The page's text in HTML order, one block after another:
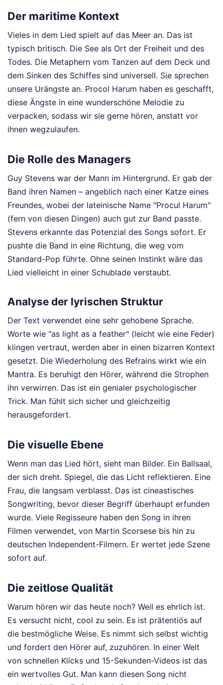
Der maritime Kontext
Vieles in dem Lied spielt auf das Meer an. Das ist
typisch britisch. Die See als Ort der Freiheit und des
Todes. Die Metaphern vom Tanzen auf dem Deck und
dem Sinken des Schiffes sind universell. Sie sprechen
unsere Urängste an. Procol Harum haben es geschafft,
diese Ängste in eine wunderschöne Melodie zu
verpacken, sodass wir sie gerne hören, anstatt vor
ihnen wegzulaufen.
Die Rolle des Managers
Guy Stevens war der Mann im Hintergrund. Er gab der
Band ihren Namen – angeblich nach einer Katze eines
Freundes, wobei der lateinische Name "Procul Harum"
(fern von diesen Dingen) auch gut zur Band passte.
Stevens erkannte das Potenzial des Songs sofort. Er
pushte die Band in eine Richtung, die weg vom
Standard-Pop führte. Ohne seinen Instinkt wäre das
Lied vielleicht in einer Schublade verstaubt.
Analyse der lyrischen Struktur
Der Text verwendet eine sehr gehobene Sprache.
Worte wie "as light as a feather" (leicht wie eine Feder)
klingen vertraut, werden aber in einen bizarren Kontext
gesetzt. Die Wiederholung des Refrains wirkt wie ein
Mantra. Es beruhigt den Hörer, während die Strophen
ihn verwirren. Das ist ein genialer psychologischer
Trick. Man fühlt sich sicher und gleichzeitig
herausgefordert.
Die visuelle Ebene
Wenn man das Lied hört, sieht man Bilder. Ein Ballsaal,
der sich dreht. Spiegel, die das Licht reflektieren. Eine
Frau, die langsam verblasst. Das ist cineastisches
Songwriting, bevor dieser Begriff überhaupt erfunden
wurde. Viele Regisseure haben den Song in ihren
Filmen verwendet, von Martin Scorsese bis hin zu
deutschen Independent-Filmern. Er wertet jede Szene
sofort auf.
Die zeitlose Qualität
Warum hören wir das heute noch? Weil es ehrlich ist.
Es versucht nicht, cool zu sein. Es ist prätentiös auf
die bestmögliche Weise. Es nimmt sich selbst wichtig
und fordert den Hörer auf, zuzuhören. In einer Welt
von schnellen Klicks und 15-Sekunden-Videos ist das
ein wertvolles Gut. Man kann diesen Song nicht